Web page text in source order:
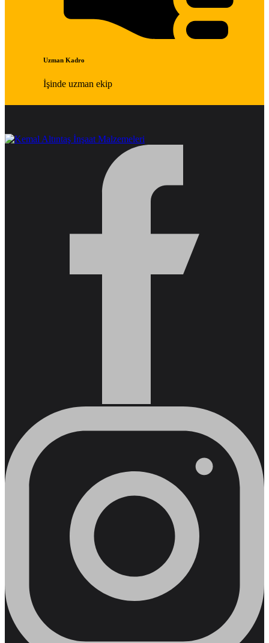
Uzman Kadro
İşinde uzman ekip